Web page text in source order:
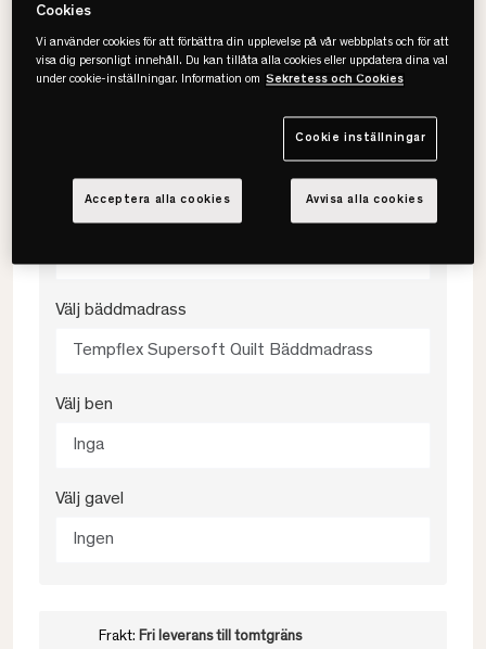
Välj storlek
210x200
Välj bäddmadrass
Tempflex Supersoft Quilt Bäddmadrass
Välj ben
Inga
Välj gavel
Ingen
Frakt: Fri leverans till tomtgräns
Cookies
Vi använder cookies för att förbättra din upplevelse på vår webbplats och för att
visa dig personligt innehåll. Du kan tillåta alla cookies eller uppdatera dina val
under cookie-inställningar. Information om Sekretess och Cookies
Cookie inställningar
Avvisa alla cookies
Acceptera alla cookies